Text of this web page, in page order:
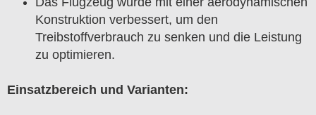
Konstruktion verbessert, um den
Treibstoffverbrauch zu senken und die Leistung
zu optimieren.
Einsatzbereich und Varianten: